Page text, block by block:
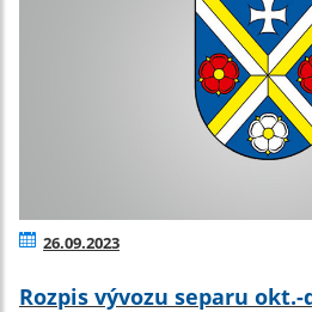
26.09.2023
Rozpis vývozu separu okt.-